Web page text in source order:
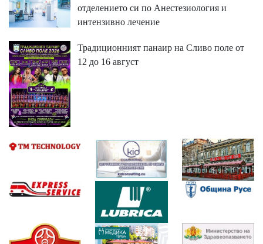
отделението си по Анестезиология и
интензивно лечение
Традиционният панаир на Сливо поле от
12 до 16 август